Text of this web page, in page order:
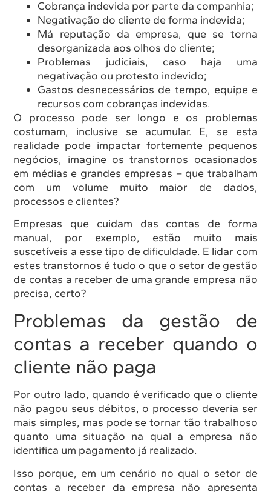
Cobrança indevida por parte da companhia;
Negativação do cliente de forma indevida;
Má reputação da empresa, que se torna
desorganizada aos olhos do cliente;
Problemas judiciais, caso haja uma
negativação ou protesto indevido;
Gastos desnecessários de tempo, equipe e
recursos com cobranças indevidas.
O processo pode ser longo e os problemas
costumam, inclusive se acumular. E, se esta
realidade pode impactar fortemente pequenos
negócios, imagine os transtornos ocasionados
em médias e grandes empresas – que trabalham
com um volume muito maior de dados,
processos e clientes?
Empresas que cuidam das contas de forma
manual, por exemplo, estão muito mais
suscetíveis a esse tipo de dificuldade. E lidar com
estes transtornos é tudo o que o setor de gestão
de contas a receber de uma grande empresa não
precisa, certo?
Problemas da gestão de
contas a receber quando o
cliente não paga
Por outro lado, quando é verificado que o cliente
não pagou seus débitos, o processo deveria ser
mais simples, mas pode se tornar tão trabalhoso
quanto uma situação na qual a empresa não
identifica um pagamento já realizado.
Isso porque, em um cenário no qual o setor de
contas a receber da empresa não apresenta